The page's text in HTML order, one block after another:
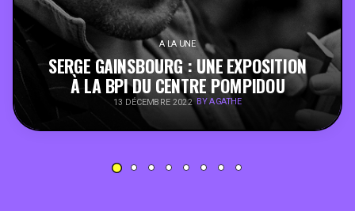
BONS PLANS
SOUTENEZ KULTT
A LA UNE
SERGE GAINSBOURG : UNE EXPOSITION
À LA BPI DU CENTRE POMPIDOU
13 DÉCEMBRE 2022 BY AGATHE